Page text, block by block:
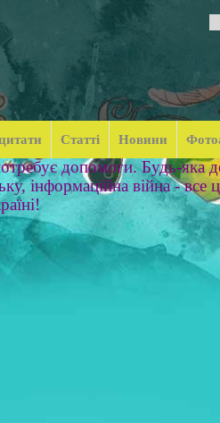
Статті Новини
допомоги. Будь-яка
інформаційна війна -